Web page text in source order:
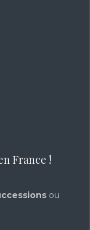
France !
ou